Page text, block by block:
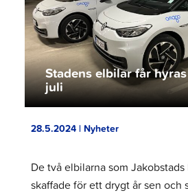
Stadens elbilar får
juli
28.5.2024 | Nyheter
De två elbilarna som
skaffade för ett drygt år sen och